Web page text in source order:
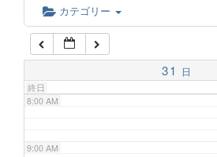
カテゴリー
31 日
終日
6:00 AM
7:00 AM
8:00 AM
9:00 AM